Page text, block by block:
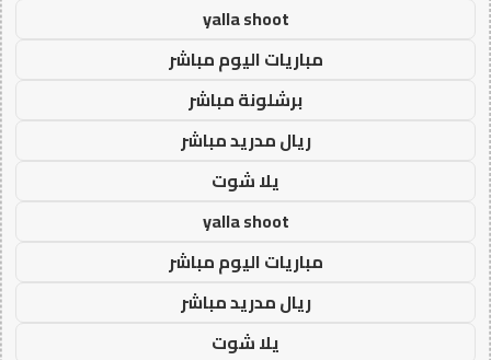
yalla shoot
مباريات اليوم مباشر
برشلونة مباشر
ريال مدريد مباشر
يلا شوت
yalla shoot
مباريات اليوم مباشر
ريال مدريد مباشر
يلا شوت